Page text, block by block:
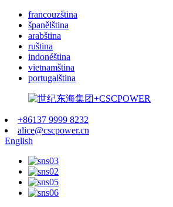
francouzština
španělština
arabština
ruština
indonéština
vietnamština
portugalština
+86137 9999 8232
alice@cscpower.cn
English